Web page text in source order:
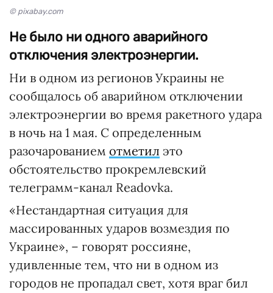
© pixabay.com
Не было ни одного аварийного
отключения электроэнергии.
Ни в одном из регионов Украины не
сообщалось об аварийном отключении
электроэнергии во время ракетного удара
в ночь на 1 мая. С определенным
разочарованием отметил это
обстоятельство прокремлевский
телеграмм-канал Readovka.
«Нестандартная ситуация для
массированных ударов возмездия по
Украине», – говорят россияне,
удивленные тем, что ни в одном из
городов не пропадал свет, хотя враг бил